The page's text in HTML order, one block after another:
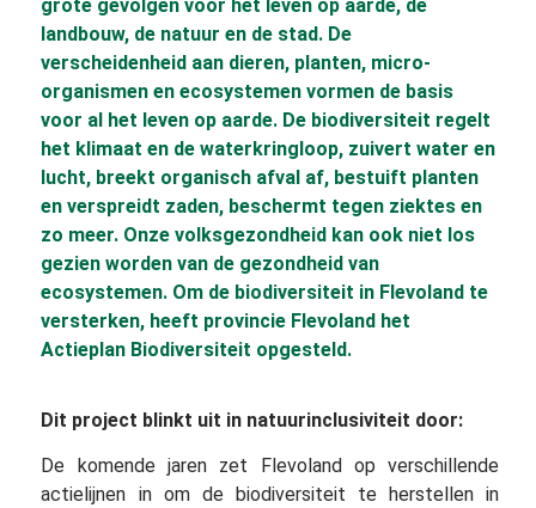
grote gevolgen voor het leven op aarde, de
landbouw, de natuur en de stad. De
verscheidenheid aan dieren, planten, micro-
organismen en ecosystemen vormen de basis
voor al het leven op aarde. De biodiversiteit regelt
het klimaat en de waterkringloop, zuivert water en
lucht, breekt organisch afval af, bestuift planten
en verspreidt zaden, beschermt tegen ziektes en
zo meer. Onze volksgezondheid kan ook niet los
gezien worden van de gezondheid van
ecosystemen. Om de biodiversiteit in Flevoland te
versterken, heeft provincie Flevoland het
Actieplan Biodiversiteit opgesteld.
Dit project blinkt uit in natuurinclusiviteit door:
De komende jaren zet Flevoland op verschillende
actielijnen in om de biodiversiteit te herstellen in